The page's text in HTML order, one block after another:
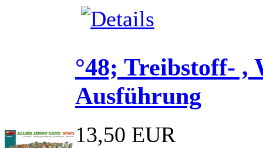
°48; Treibstoff- ,
Ausführung
13,50 EUR